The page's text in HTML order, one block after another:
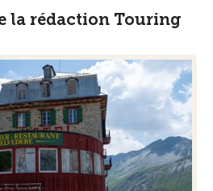
la rédaction Touring